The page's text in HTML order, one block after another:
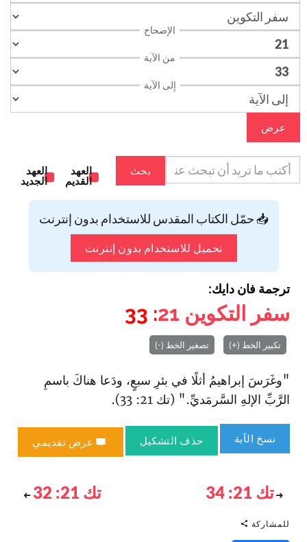
الإصحاح
من الآية
إلى الآية
عرض
بحث
العهد
القديم
العهد
الجديد
📥 حمّل الكتاب المقدس للاستخدام بدون إنترنت
تحميل للاستخدام بدون إنترنت
ترجمة فان دايك:
سفر التكوين 21
: 33
تكبير الخط (+) تصغير الخط (-)
"وغَرَسَ إبراهيمُ أثلًا في بئرِ سبعٍ، ودَعا هناكَ باسمِ
الرَّبِّ الإلهِ السَّرمَديِّ." (تك 21: 33).
نسخ الآية حذف التشكيل عرض تقديمي
تك 21: 34 تك 21: 32
للمشاركة